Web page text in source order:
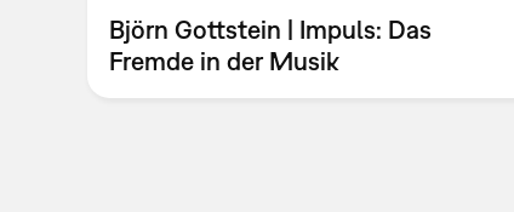
Björn Gottstein | Impuls: Das
Fremde in der Musik